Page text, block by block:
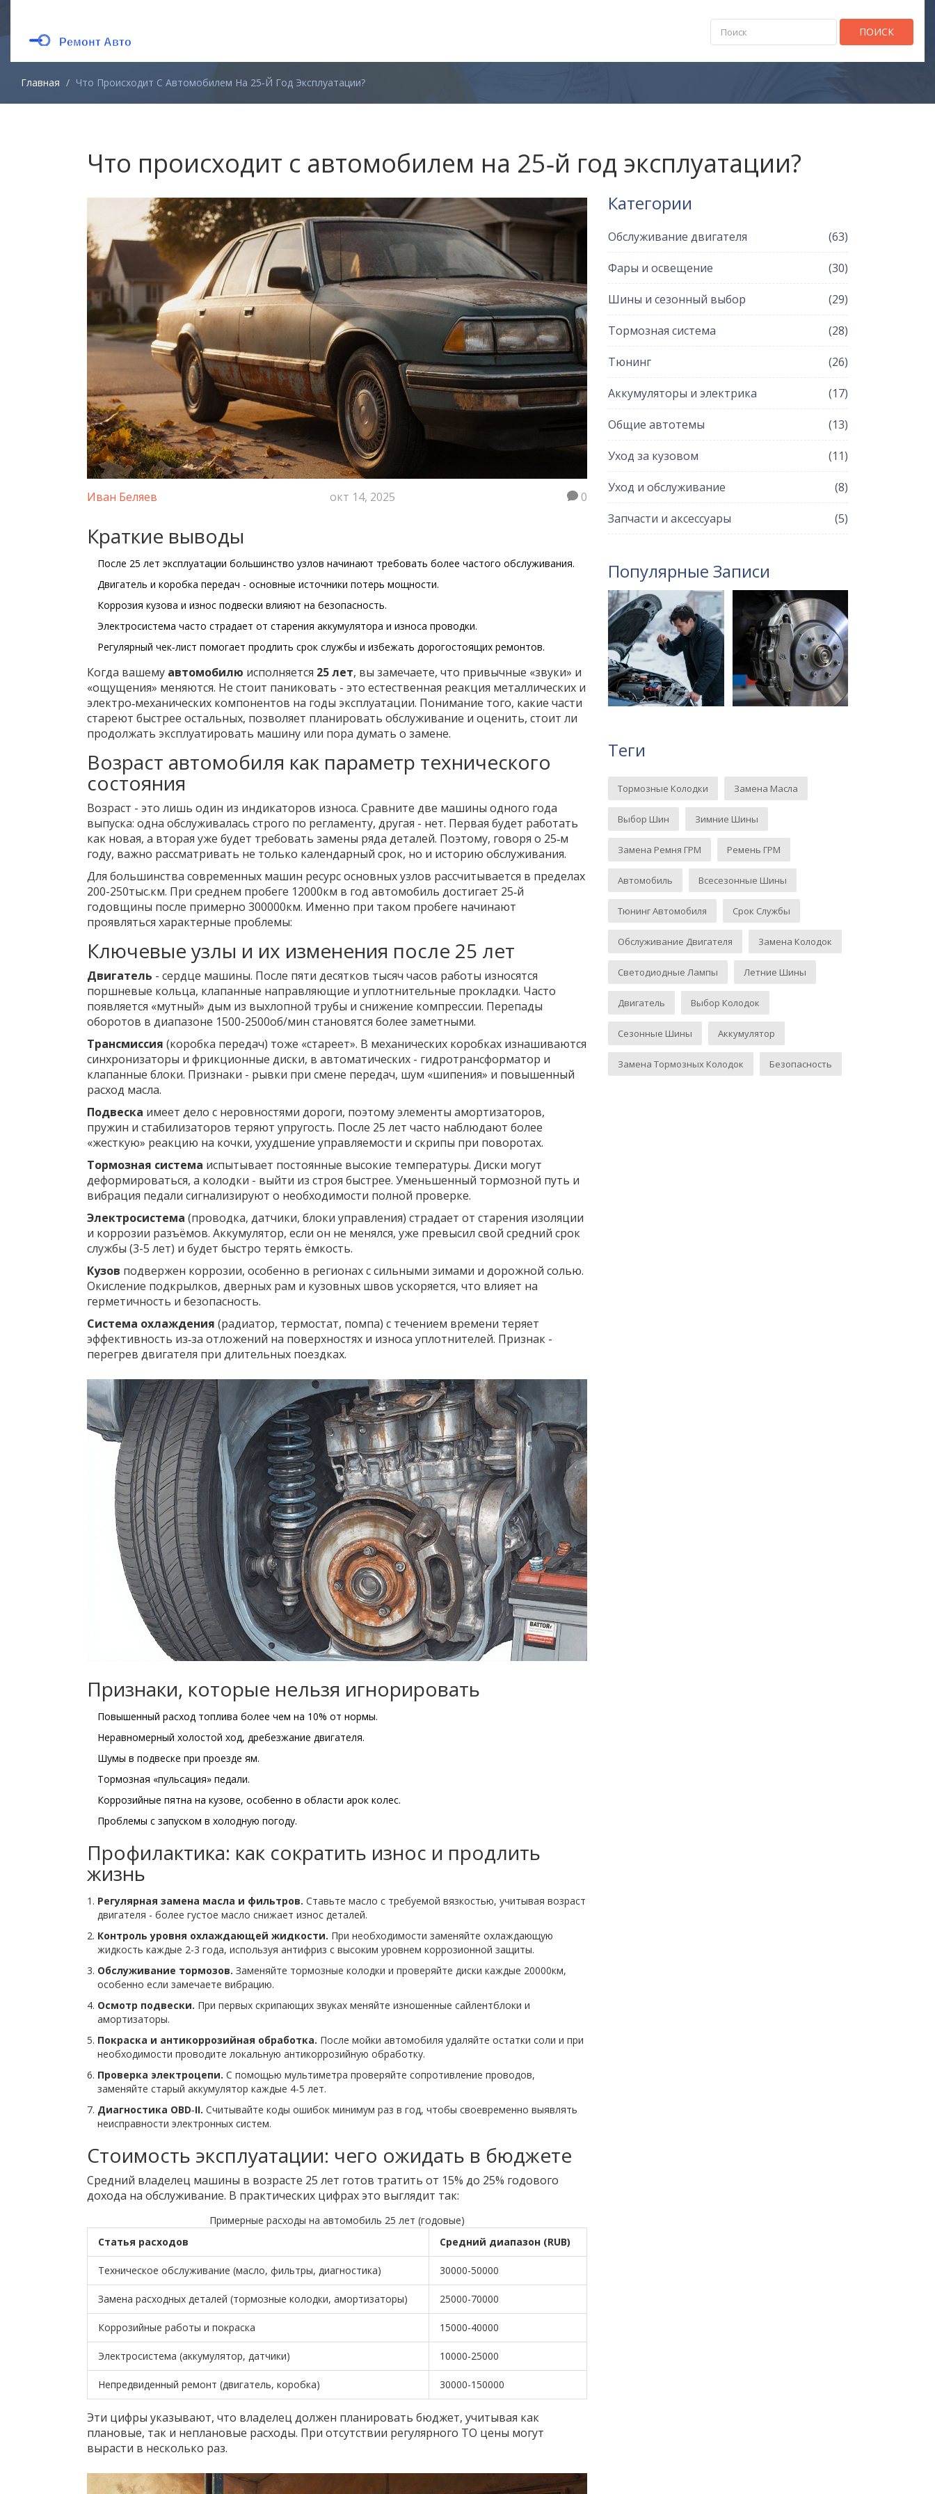
ПОИСК
Главная Что Происходит С Автомобилем На 25‑й Год Эксплуатации?
Что происходит с автомобилем на 25‑й год эксплуатации?
Иван Беляев окт 14, 2025 0
Краткие выводы
После 25 лет эксплуатации большинство узлов начинают требовать более частого обслуживания.
Двигатель и коробка передач - основные источники потерь мощности.
Коррозия кузова и износ подвески влияют на безопасность.
Электросистема часто страдает от старения аккумулятора и износа проводки.
Регулярный чек‑лист помогает продлить срок службы и избежать дорогостоящих ремонтов.
Когда вашему автомобилю исполняется 25 лет, вы замечаете, что привычные «звуки» и
«ощущения» меняются. Не стоит паниковать - это естественная реакция металлических и
электро‑механических компонентов на годы эксплуатации. Понимание того, какие части
стареют быстрее остальных, позволяет планировать обслуживание и оценить, стоит ли
продолжать эксплуатировать машину или пора думать о замене.
Возраст автомобиля как параметр технического
состояния
Возраст - это лишь один из индикаторов износа. Сравните две машины одного года
выпуска: одна обслуживалась строго по регламенту, другая - нет. Первая будет работать
как новая, а вторая уже будет требовать замены ряда деталей. Поэтому, говоря о 25‑м
году, важно рассматривать не только календарный срок, но и историю обслуживания.
Для большинства современных машин ресурс основных узлов рассчитывается в пределах
200-250тыс.км. При среднем пробеге 12000км в год автомобиль достигает 25‑й
годовщины после примерно 300000км. Именно при таком пробеге начинают
проявляться характерные проблемы:
Ключевые узлы и их изменения после 25 лет
Двигатель - сердце машины. После пяти десятков тысяч часов работы износятся
поршневые кольца, клапанные направляющие и уплотнительные прокладки. Часто
появляется «мутный» дым из выхлопной трубы и снижение компрессии. Перепады
оборотов в диапазоне 1500-2500об/мин становятся более заметными.
Трансмиссия (коробка передач) тоже «стареет». В механических коробках изнашиваются
синхронизаторы и фрикционные диски, в автоматических - гидротрансформатор и
клапанные блоки. Признаки - рывки при смене передач, шум «шипения» и повышенный
расход масла.
Подвеска имеет дело с неровностями дороги, поэтому элементы амортизаторов,
пружин и стабилизаторов теряют упругость. После 25 лет часто наблюдают более
«жесткую» реакцию на кочки, ухудшение управляемости и скрипы при поворотах.
Тормозная система испытывает постоянные высокие температуры. Диски могут
деформироваться, а колодки - выйти из строя быстрее. Уменьшенный тормозной путь и
вибрация педали сигнализируют о необходимости полной проверке.
Электросистема (проводка, датчики, блоки управления) страдает от старения изоляции
и коррозии разъёмов. Аккумулятор, если он не менялся, уже превысил свой средний срок
службы (3-5 лет) и будет быстро терять ёмкость.
Кузов подвержен коррозии, особенно в регионах с сильными зимами и дорожной солью.
Окисление подкрылков, дверных рам и кузовных швов ускоряется, что влияет на
герметичность и безопасность.
Система охлаждения (радиатор, термостат, помпа) с течением времени теряет
эффективность из‑за отложений на поверхностях и износа уплотнителей. Признак -
перегрев двигателя при длительных поездках.
Признаки, которые нельзя игнорировать
Повышенный расход топлива более чем на 10% от нормы.
Неравномерный холостой ход, дребезжание двигателя.
Шумы в подвеске при проезде ям.
Тормозная «пульсация» педали.
Коррозийные пятна на кузове, особенно в области арок колес.
Проблемы с запуском в холодную погоду.
Профилактика: как сократить износ и продлить
жизнь
Регулярная замена масла и фильтров. Ставьте масло с требуемой вязкостью, учитывая возраст
двигателя - более густое масло снижает износ деталей.
Контроль уровня охлаждающей жидкости. При необходимости заменяйте охлаждающую
жидкость каждые 2-3 года, используя антифриз с высоким уровнем коррозионной защиты.
Обслуживание тормозов. Заменяйте тормозные колодки и проверяйте диски каждые 20000км,
особенно если замечаете вибрацию.
Осмотр подвески. При первых скрипающих звуках меняйте изношенные сайлентблоки и
амортизаторы.
Покраска и антикоррозийная обработка. После мойки автомобиля удаляйте остатки соли и при
необходимости проводите локальную антикоррозийную обработку.
Проверка электроцепи. С помощью мультиметра проверяйте сопротивление проводов,
заменяйте старый аккумулятор каждые 4-5 лет.
Диагностика OBD‑II. Считывайте коды ошибок минимум раз в год, чтобы своевременно выявлять
неисправности электронных систем.
Стоимость эксплуатации: чего ожидать в бюджете
Средний владелец машины в возрасте 25 лет готов тратить от 15% до 25% годового
дохода на обслуживание. В практических цифрах это выглядит так:
Примерные расходы на автомобиль 25 лет (годовые)
Статья расходов
Средний диапазон (RUB)
Техническое обслуживание (масло, фильтры, диагностика) 30000-50000
Замена расходных деталей (тормозные колодки, амортизаторы) 25000-70000
Коррозийные работы и покраска 15000-40000
Электросистема (аккумулятор, датчики) 10000-25000
Непредвиденный ремонт (двигатель, коробка) 30000-150000
Эти цифры указывают, что владелец должен планировать бюджет, учитывая как
плановые, так и неплановые расходы. При отсутствии регулярного ТО цены могут
вырасти в несколько раз.
Категории
Обслуживание двигателя (63)
Фары и освещение (30)
Шины и сезонный выбор (29)
Тормозная система (28)
Тюнинг (26)
Аккумуляторы и электрика (17)
Общие автотемы (13)
Уход за кузовом (11)
Уход и обслуживание (8)
Запчасти и аксессуары (5)
Популярные Записи
Теги
Тормозные Колодки Замена Масла
Выбор Шин Зимние Шины
Замена Ремня ГРМ Ремень ГРМ
Автомобиль Всесезонные Шины
Тюнинг Автомобиля Срок Службы
Обслуживание Двигателя Замена Колодок
Светодиодные Лампы Летние Шины
Двигатель Выбор Колодок
Сезонные Шины Аккумулятор
Замена Тормозных Колодок Безопасность